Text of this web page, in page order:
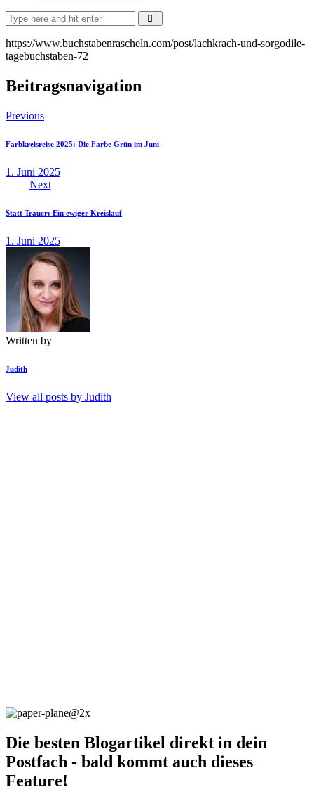
https://www.buchstabenrascheln.com/post/lachkrach-und-sorgodile-
tagebuchstaben-72
Beitragsnavigation
Previous
Farbkreisreise 2025: Die Farbe Grün im Juni
1. Juni 2025
Next
Statt Trauer: Ein ewiger Kreislauf
1. Juni 2025
Written by
Judith
View all posts by Judith
Die besten Blogartikel direkt in dein
Postfach - bald kommt auch dieses
Feature!